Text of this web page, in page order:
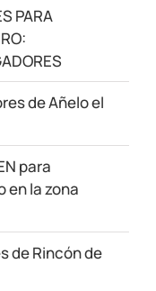
PARA
de Añelo el
para
en la zona
de Rincón de